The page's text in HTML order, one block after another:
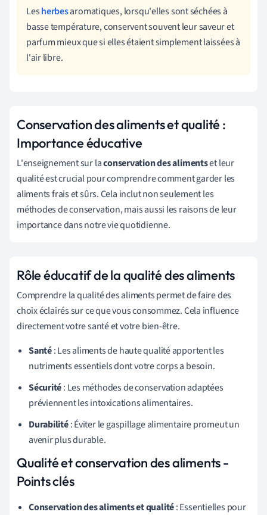
Lesherbesaromatiques, lorsqu'elles sont séchées à
basse température, conservent souvent leur saveur et
parfum mieux que si elles étaient simplement laissées à
l'air libre.
Conservation des aliments et qualité :
Importance éducative
L'enseignement sur laconservation des alimentset leur
qualité est crucial pour comprendre comment garder les
aliments frais et sûrs. Cela inclut non seulement les
méthodes de conservation, mais aussi les raisons de leur
importance dans notre vie quotidienne.
Rôle éducatif de la qualité des aliments
Comprendre la qualité des aliments permet de faire des
choix éclairés sur ce que vous consommez. Cela influence
directement votre santé et votre bien-être.
Santé: Les aliments de haute qualité apportent les
nutriments essentiels dont votre corps a besoin.
Sécurité: Les méthodes de conservation adaptées
préviennent les intoxications alimentaires.
Durabilité: Éviter le gaspillage alimentaire promeut un
avenir plus durable.
Qualité et conservation des aliments -
Points clés
Conservation des aliments et qualité: Essentielles pour